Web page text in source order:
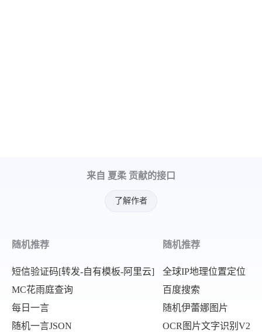
来自 夏柔 贡献的接口
了解作者
随机推荐
短信验证码[转发-自有模板-阿里云]
MC花雨庭查询
每日一言
随机一言JSON
随机推荐
全球IP地理位置定位
百度搜索
随机伊蕾娜图片
OCR图片文字识别V2